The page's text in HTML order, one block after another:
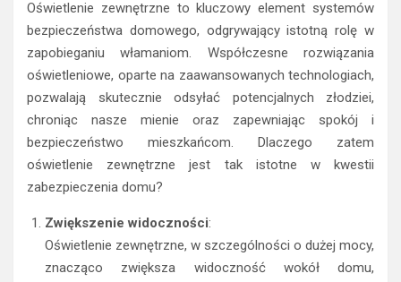
Oświetlenie zewnętrzne to kluczowy element systemów
bezpieczeństwa domowego, odgrywający istotną rolę w
zapobieganiu włamaniom. Współczesne rozwiązania
oświetleniowe, oparte na zaawansowanych technologiach,
pozwalają skutecznie odsyłać potencjalnych złodziei,
chroniąc nasze mienie oraz zapewniając spokój i
bezpieczeństwo mieszkańcom. Dlaczego zatem
oświetlenie zewnętrzne jest tak istotne w kwestii
zabezpieczenia domu?
Zwiększenie widoczności:
Oświetlenie zewnętrzne, w szczególności o dużej mocy,
znacząco zwiększa widoczność wokół domu,